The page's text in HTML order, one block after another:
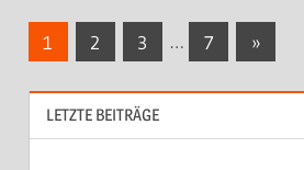
Beitragsnavigation
1 2 3 … 7
Nächste
»
LETZTE BEITRÄGE